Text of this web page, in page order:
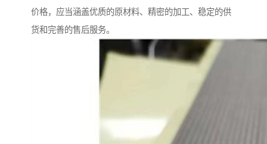
价格，应当涵盖优质的原材料、精密的加工、稳定的供
货和完善的售后服务。